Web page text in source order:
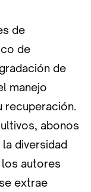
de
de
de
manejo
recuperación.
abonos
diversidad
autores
extrae